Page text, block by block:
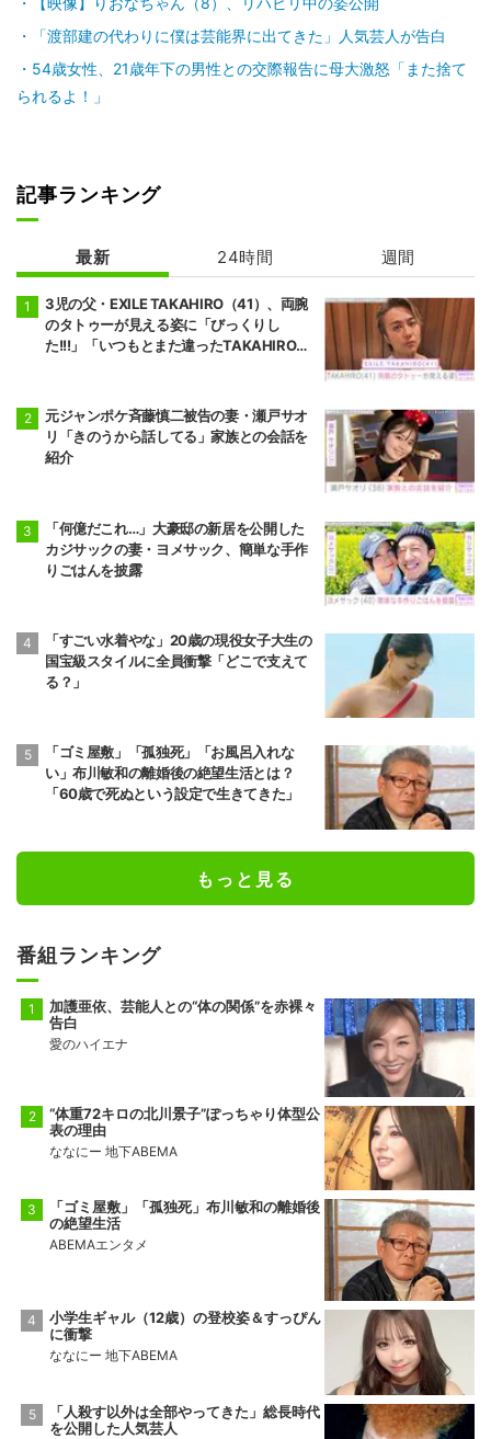
「渡部建の代わりに僕は芸能界に出てきた」人気芸人が告白
54歳女性、21歳年下の男性との交際報告に母大激怒「また捨て
られるよ！」
記事ランキング
最新 24時間 週間
3児の父・EXILE TAKAHIRO（41）、両腕
のタトゥーが見える姿に「びっくりし
た!!!」「いつもとまた違ったTAKAHIROさ
元ジャンポケ斉藤慎二被告の妻・瀬戸サオ
リ「きのうから話してる」家族との会話を
紹介
「何億だこれ…」大豪邸の新居を公開した
カジサックの妻・ヨメサック、簡単な手作
りごはんを披露
「すごい水着やな」20歳の現役女子大生の
国宝級スタイルに全員衝撃「どこで支えて
る？」
「ゴミ屋敷」「孤独死」「お風呂入れな
い」布川敏和の離婚後の絶望生活とは？
「60歳で死ぬという設定で生きてきた」
もっと見る
番組ランキング
加護亜依、芸能人との“体の関係”を赤裸々
告白
愛のハイエナ
“体重72キロの北川景子”ぽっちゃり体型公
表の理由
ななにー 地下ABEMA
「ゴミ屋敷」「孤独死」布川敏和の離婚後
の絶望生活
ABEMAエンタメ
小学生ギャル（12歳）の登校姿＆すっぴん
に衝撃
ななにー 地下ABEMA
「人殺す以外は全部やってきた」総長時代
を公開した人気芸人